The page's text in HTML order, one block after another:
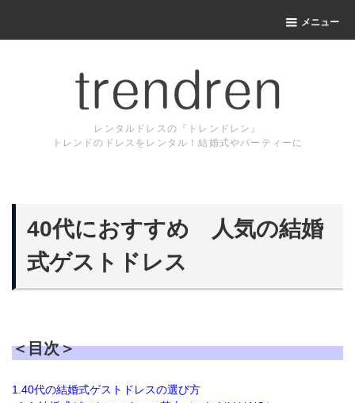
メニュー
レンタルドレスの『トレンドレン』
トレンドのドレスをレンタル！結婚式やパーティーに
40代におすすめ 人気の結婚
式ゲストドレス
＜目次＞
1.40代の結婚式ゲストドレスの選び方